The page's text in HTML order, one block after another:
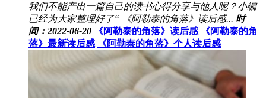
我们不能产出一篇自己的读书心得分享与他人呢？小编
已经为大家整理好了“ 《阿勒泰的角落》读后感... 时
间：2022-06-20
《阿勒泰的角落》读后感
《阿勒泰的角
落》最新读后感
《阿勒泰的角落》个人读后感